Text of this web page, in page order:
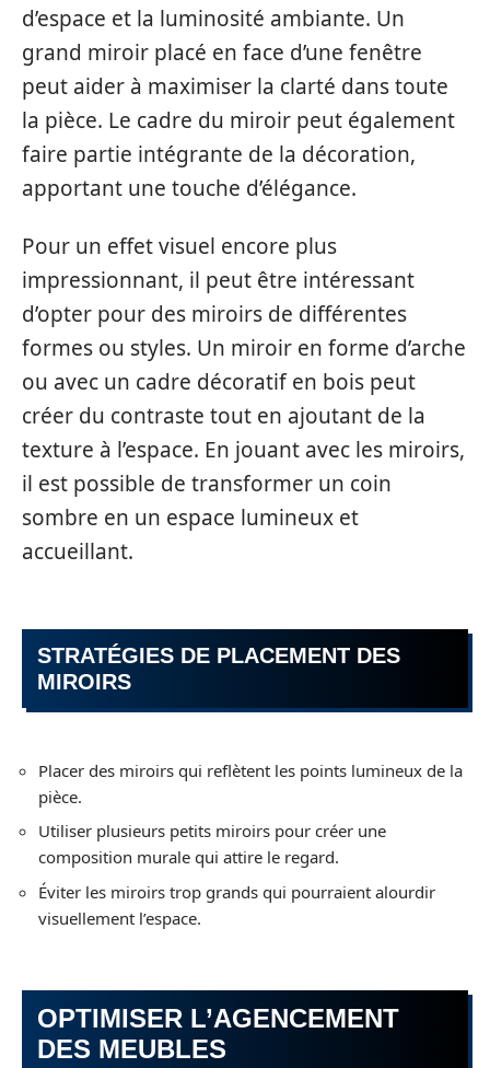
d’espace et la luminosité ambiante. Un
grand miroir placé en face d’une fenêtre
peut aider à maximiser la clarté dans toute
la pièce. Le cadre du miroir peut également
faire partie intégrante de la décoration,
apportant une touche d’élégance.
Pour un effet visuel encore plus
impressionnant, il peut être intéressant
d’opter pour des miroirs de différentes
formes ou styles. Un miroir en forme d’arche
ou avec un cadre décoratif en bois peut
créer du contraste tout en ajoutant de la
texture à l’espace. En jouant avec les miroirs,
il est possible de transformer un coin
sombre en un espace lumineux et
accueillant.
STRATÉGIES DE PLACEMENT DES
MIROIRS
Placer des miroirs qui reflètent les points lumineux de la
pièce.
Utiliser plusieurs petits miroirs pour créer une
composition murale qui attire le regard.
Éviter les miroirs trop grands qui pourraient alourdir
visuellement l’espace.
OPTIMISER L’AGENCEMENT
DES MEUBLES